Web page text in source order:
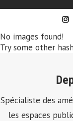
No images found!
Try some other
Spécialiste des
les espaces